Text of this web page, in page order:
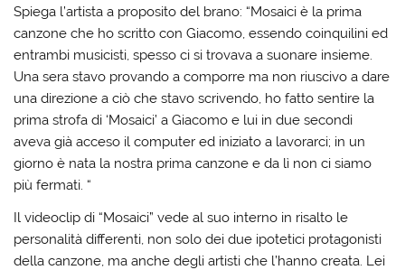
Spiega l’artista a proposito del brano: “Mosaici è la prima
canzone che ho scritto con Giacomo, essendo coinquilini ed
entrambi musicisti, spesso ci si trovava a suonare insieme.
Una sera stavo provando a comporre ma non riuscivo a dare
una direzione a ciò che stavo scrivendo, ho fatto sentire la
prima strofa di ‘Mosaici’ a Giacomo e lui in due secondi
aveva già acceso il computer ed iniziato a lavorarci; in un
giorno è nata la nostra prima canzone e da lì non ci siamo
più fermati. “
Il videoclip di “Mosaici” vede al suo interno in risalto le
personalità differenti, non solo dei due ipotetici protagonisti
della canzone, ma anche degli artisti che l’hanno creata. Lei